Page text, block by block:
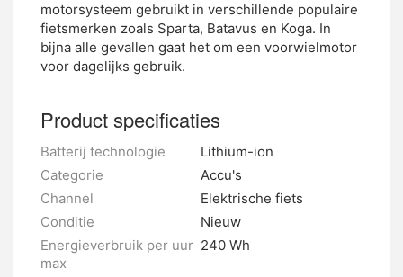
motorsysteem gebruikt in verschillende populaire
fietsmerken zoals Sparta, Batavus en Koga. In
bijna alle gevallen gaat het om een voorwielmotor
voor dagelijks gebruik.
Product specificaties
Batterij technologie
Lithium-ion
Categorie
Accu's
Channel
Elektrische fiets
Conditie
Nieuw
Energieverbruik per uur
max
240 Wh